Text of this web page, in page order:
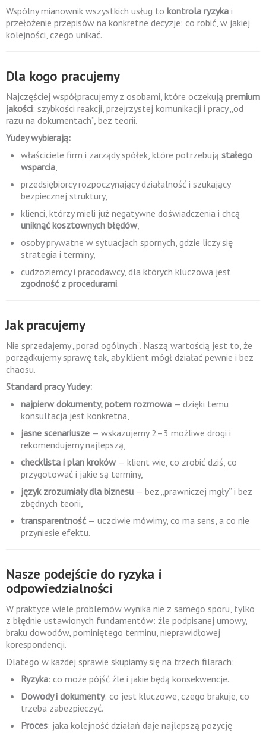
Wspólny mianownik wszystkich usług to kontrola ryzyka i
przełożenie przepisów na konkretne decyzje: co robić, w jakiej
kolejności, czego unikać.
Dla kogo pracujemy
Najczęściej współpracujemy z osobami, które oczekują premium
jakości: szybkości reakcji, przejrzystej komunikacji i pracy „od
razu na dokumentach”, bez teorii.
Yudey wybierają:
właściciele firm i zarządy spółek, które potrzebują stałego
wsparcia,
przedsiębiorcy rozpoczynający działalność i szukający
bezpiecznej struktury,
klienci, którzy mieli już negatywne doświadczenia i chcą
uniknąć kosztownych błędów,
osoby prywatne w sytuacjach spornych, gdzie liczy się
strategia i terminy,
cudzoziemcy i pracodawcy, dla których kluczowa jest
zgodność z procedurami.
Jak pracujemy
Nie sprzedajemy „porad ogólnych”. Naszą wartością jest to, że
porządkujemy sprawę tak, aby klient mógł działać pewnie i bez
chaosu.
Standard pracy Yudey:
najpierw dokumenty, potem rozmowa — dzięki temu
konsultacja jest konkretna,
jasne scenariusze — wskazujemy 2–3 możliwe drogi i
rekomendujemy najlepszą,
checklista i plan kroków— klient wie, co zrobić dziś, co
przygotować i jakie są terminy,
język zrozumiały dla biznesu — bez „prawniczej mgły” i bez
zbędnych teorii,
transparentność — uczciwie mówimy, co ma sens, a co nie
przyniesie efektu.
Nasze podejście do ryzyka i
odpowiedzialności
W praktyce wiele problemów wynika nie z samego sporu, tylko
z błędnie ustawionych fundamentów: źle podpisanej umowy,
braku dowodów, pominiętego terminu, nieprawidłowej
korespondencji.
Dlatego w każdej sprawie skupiamy się na trzech filarach:
Ryzyka: co może pójść źle i jakie będą konsekwencje.
Dowody i dokumenty: co jest kluczowe, czego brakuje, co
trzeba zabezpieczyć.
Proces: jaka kolejność działań daje najlepszą pozycję